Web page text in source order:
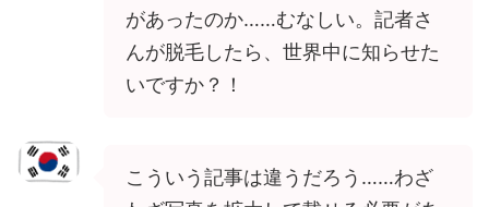
があったのか……むなしい。記者さ
んが脱毛したら、世界中に知らせた
いですか？！
こういう記事は違うだろう……わざ